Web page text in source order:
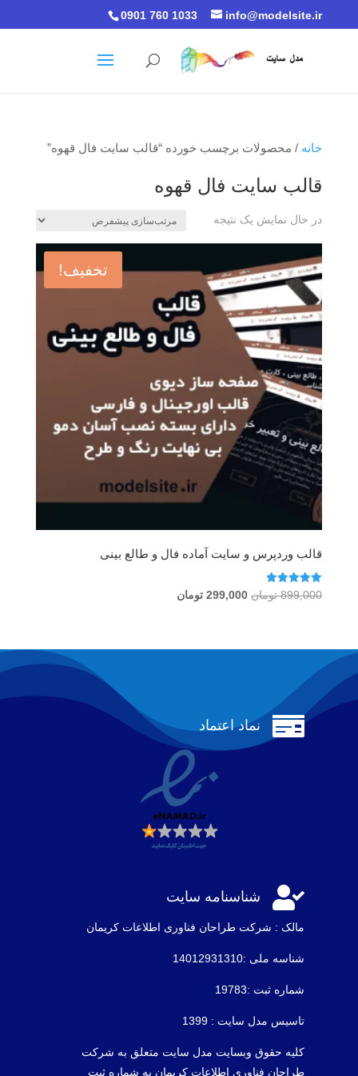
0901 760 1033 info@modelsite.ir
خانه / محصولات برچسب خورده “قالب سایت فال قهوه”
قالب سایت فال قهوه
در حال نمایش یک نتیجه
تخفیف!
قالب وردپرس و سایت آماده فال و طالع بینی
امتیاز
5.00
899,000 تومان قیمت
بود.
299,000 تومانقیمت
است.
 نماد اعتماد
 شناسنامه سایت
مالک : شرکت طراحان فناوری اطلاعات كريمان
شناسه ملی :14012931310
شماره ثبت :19783
تاسیس مدل سایت : 1399
کلیه حقوق وبسایت مدل سایت متعلق به شرکت
طراحان فناوری اطلاعات کریمان به شماره ثبت